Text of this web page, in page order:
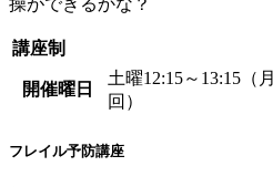
操ができるかな？
講座制
開催曜日
土曜12:15～13:15（
回）
フレイル予防講座